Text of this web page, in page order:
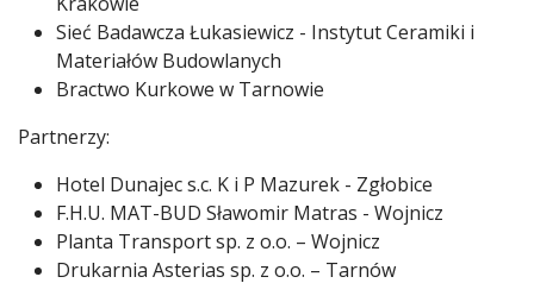
Sieć Badawcza Łukasiewicz - Instytut Ceramiki i
Materiałów Budowlanych
Bractwo Kurkowe w Tarnowie
Partnerzy:
Hotel Dunajec s.c. K i P Mazurek - Zgłobice
F.H.U. MAT-BUD Sławomir Matras - Wojnicz
Planta Transport sp. z o.o. – Wojnicz
Drukarnia Asterias sp. z o.o. – Tarnów